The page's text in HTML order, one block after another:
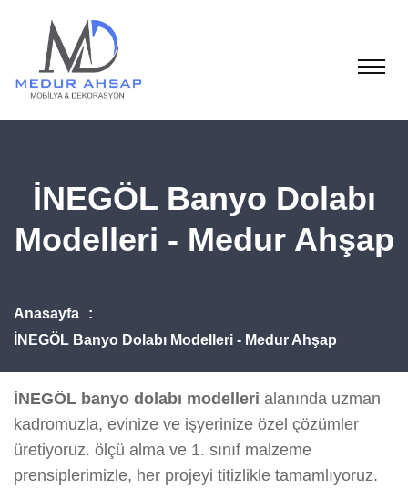
İNEGÖL Banyo Dolabı
Modelleri - Medur Ahşap
Anasayfa
İNEGÖL Banyo Dolabı Modelleri - Medur Ahşap
İNEGÖL banyo dolabı modelleri alanında uzman
kadromuzla, evinize ve işyerinize özel çözümler
üretiyoruz. ölçü alma ve 1. sınıf malzeme
prensiplerimizle, her projeyi titizlikle tamamlıyoruz.